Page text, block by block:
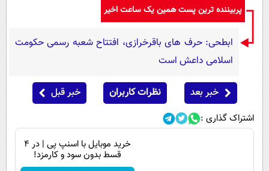
پربیننده ترین پست همین یک ساعت اخیر
ابطحی: حرف های باقرخرازی، افتتاح شعبه رسمی حکومت
اسلامی داعش است
خبر بعد نظرات کاربران خبر قبل
اشتراک گذاری :
خرید موبایل با اسنپ پی | در ۴
قسط بدون سود و کارمزد!